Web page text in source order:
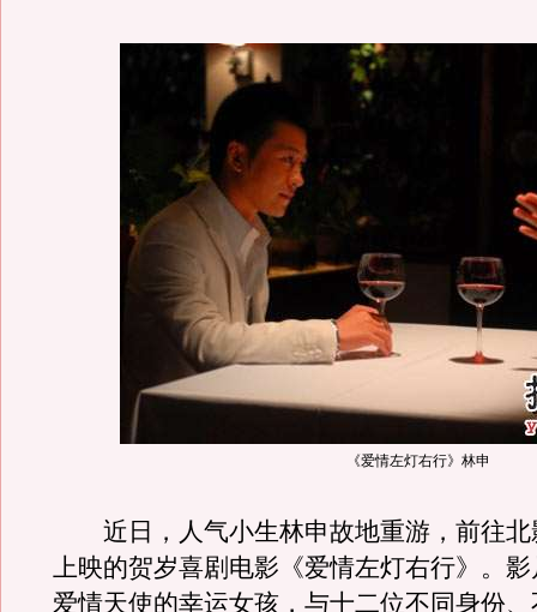
《爱情左灯右行》林申
近日，人气小生林申故地重游，前往北
上映的贺岁喜剧电影《爱情左灯右行》。
爱情天使的幸运女孩，与十二位不同身份